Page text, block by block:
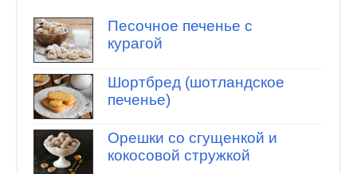
Песочное печенье с
курагой
Шортбред (шотландское
печенье)
Орешки со сгущенкой и
кокосовой стружкой